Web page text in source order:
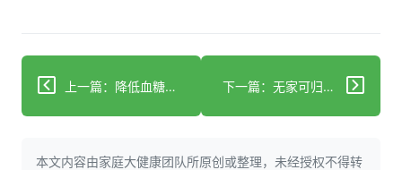
上一篇：降低血糖可使糖尿病前期患者心脏病发作风险减半 下一篇：无家可归母亲患肾病携三名子女提前获圣诞礼物
本文内容由家庭大健康团队所原创或整理，未经授权不得转